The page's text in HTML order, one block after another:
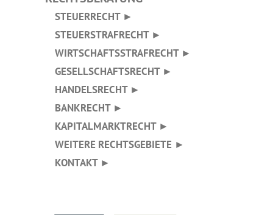
STEUERRECHT ►
STEUERSTRAFRECHT ►
WIRTSCHAFTSSTRAFRECHT ►
GESELLSCHAFTSRECHT ►
HANDELSRECHT ►
BANKRECHT ►
KAPITALMARKTRECHT ►
WEITERE RECHTSGEBIETE ►
KONTAKT ►